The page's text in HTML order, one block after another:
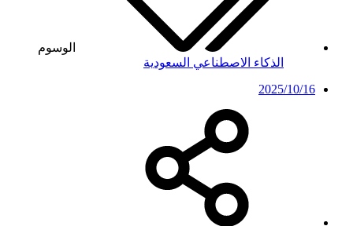
الوسوم
الذكاء الاصطناعي السعودية
2025/10/16